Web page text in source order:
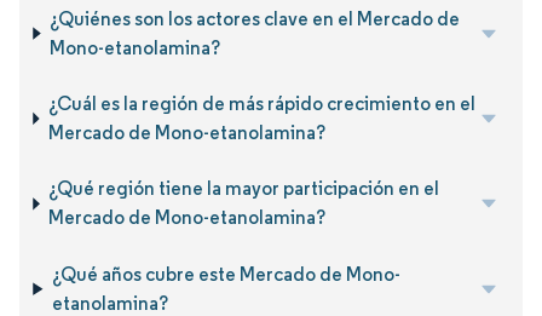
¿Quiénes son los actores clave en el Mercado de
Mono-etanolamina?
¿Cuál es la región de más rápido crecimiento en el
Mercado de Mono-etanolamina?
¿Qué región tiene la mayor participación en el
Mercado de Mono-etanolamina?
¿Qué años cubre este Mercado de Mono-
etanolamina?